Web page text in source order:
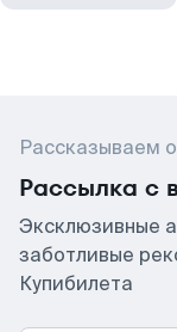
Рассказываем
Рассылка с
Эксклюзивные
заботливые
Купибилета